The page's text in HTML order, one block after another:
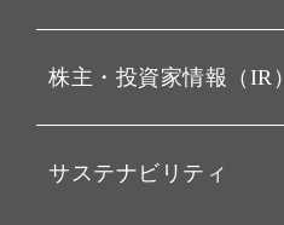
ビジョン
戦略
バリュー
ソフトバンクグループの歩
ソフトバンク・ビジョン・
株主・投資家情報（IR）
IRカレンダー
サステナビリティ